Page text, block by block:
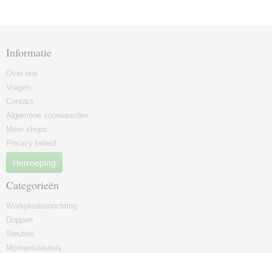
Informatie
Over ons
Vragen
Contact
Algemene voorwaarden
Meer shops
Privacy beleid
Herroeping
Categorieën
Werkplaatsinrichting
Doppen
Sleutels
Momentsleutels